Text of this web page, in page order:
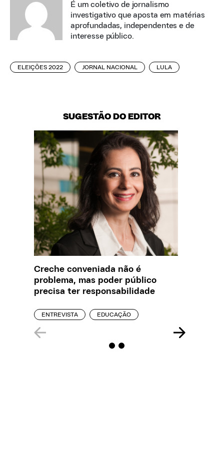
É um coletivo de jornalismo
investigativo que aposta em matérias
aprofundadas, independentes e de
interesse público.
ELEIÇÕES 2022 JORNAL NACIONAL LULA
SUGESTÃO DO EDITOR
Creche conveniada não é
problema, mas poder público
precisa ter responsabilidade
ENTREVISTA EDUCAÇÃO